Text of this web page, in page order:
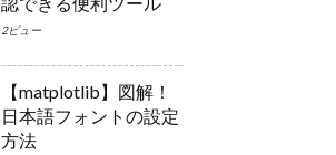
2ビュー
【matplotlib】図解！
日本語フォントの設定
方法